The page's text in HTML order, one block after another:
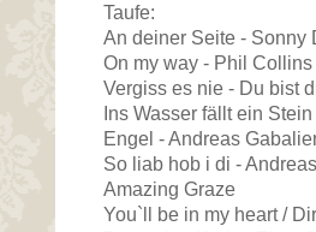
Taufe:
An deiner Seite - Sonny
On my way - Phil Collins
Vergiss es nie - Du bist
Ins Wasser fällt ein Stein
Engel - Andreas
So liab hob i di -
Amazing Graze
You`ll be in my heart /